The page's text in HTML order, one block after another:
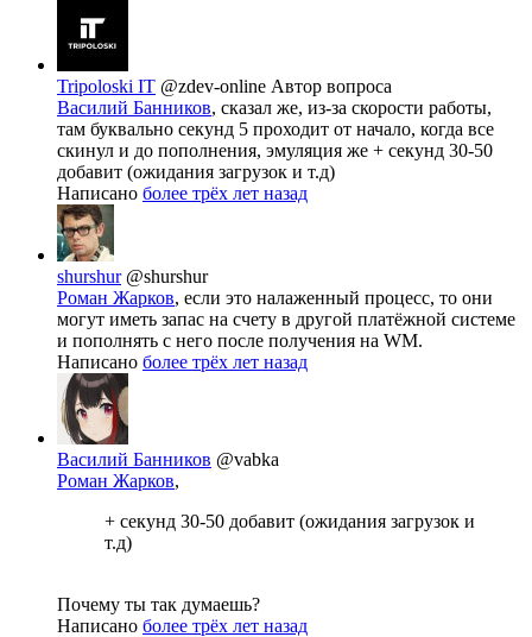
Tripoloski IT @zdev-online Автор вопроса
Василий Банников, сказал же, из-за скорости работы,
там буквально секунд 5 проходит от начало, когда все
скинул и до пополнения, эмуляция же + секунд 30-50
добавит (ожидания загрузок и т.д)
Написано более трёх лет назад
shurshur @shurshur
Роман Жарков, если это налаженный процесс, то они
могут иметь запас на счету в другой платёжной системе
и пополнять с него после получения на WM.
Написано более трёх лет назад
Василий Банников @vabka
Роман Жарков,
+ секунд 30-50 добавит (ожидания загрузок и
т.д)
Почему ты так думаешь?
Написано более трёх лет назад